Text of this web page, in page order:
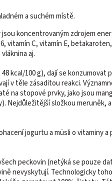
a suchém místě.
koncentrovaným zdrojem
vitamín C, vitamín E,
aj.
kcal/100 g), dají se
v těle zásaditou reakci.
na stopové prvky, jako jsou
Nejdůležitější složkou meruněk,
jogurtu a müsli o vitaminy
peckovin (netýká se pouze
nevyskytují. Technologicky